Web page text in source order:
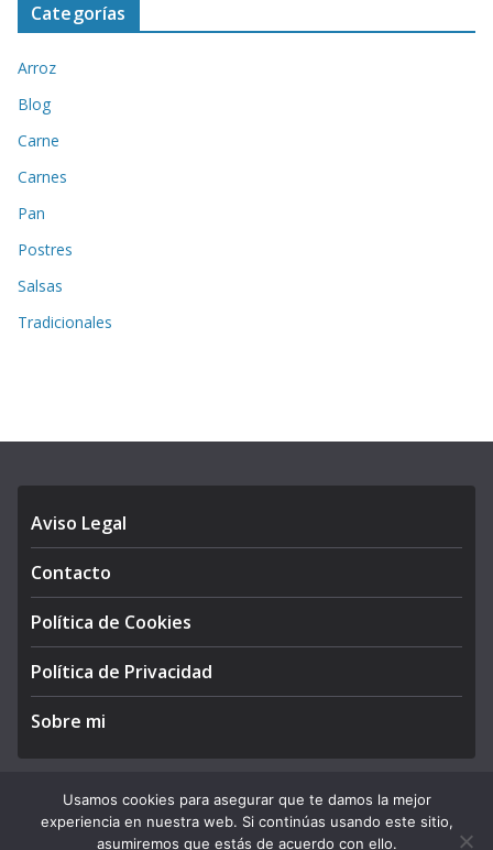
Categorías
Arroz
Blog
Carne
Carnes
Pan
Postres
Salsas
Tradicionales
Aviso Legal
Contacto
Política de Cookies
Política de Privacidad
Sobre mi
Copyright © 2026APEGA Perú. All rights reserved.
Usamos cookies para asegurar que te damos la mejor
experiencia en nuestra web. Si continúas usando este sitio,
asumiremos que estás de acuerdo con ello.